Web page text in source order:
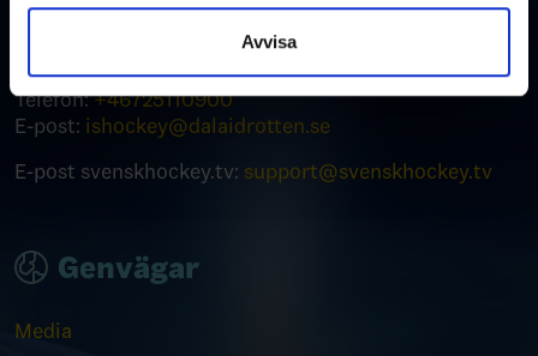
samlat in när du har använt deras tjänster.
Avvisa
791 50 Falun
Telefon:+46725110900
E-post: ishockey@dalaidrotten.se
E-post svenskhockey.tv: support@svenskhockey.tv
Genvägar
Media